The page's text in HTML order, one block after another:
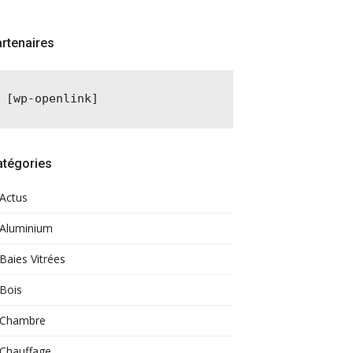
[wp-openlink]
Actus
Aluminium
Baies Vitrées
Bois
Chambre